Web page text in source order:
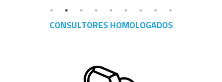
CONSULTORES HOMOLOGADOS